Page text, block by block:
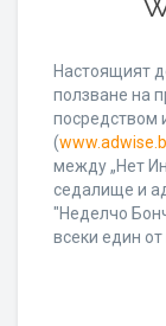
Настоящият
ползване на
посредством
(
между „Нет
седалище и
"Неделчо
всеки един от